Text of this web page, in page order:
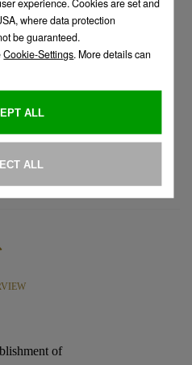
und der Slowakei
Frankreich und Russland
ca. 1h vor der Veranstaltung.
of